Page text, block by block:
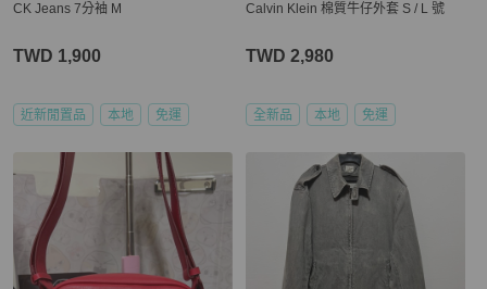
CK Jeans 7分袖 M
TWD 1,900
近新閒置品 本地 免運
Calvin Klein 棉質牛仔外套 S / L 號
TWD 2,980
全新品 本地 免運